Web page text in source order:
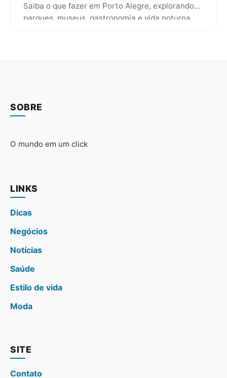
Saiba o que fazer em Porto Alegre, explorando
parques, museus, gastronomia e vida noturna.
SOBRE
O mundo em um click
LINKS
Dicas
Negócios
Notícias
Saúde
Estilo de vida
Moda
SITE
Contato